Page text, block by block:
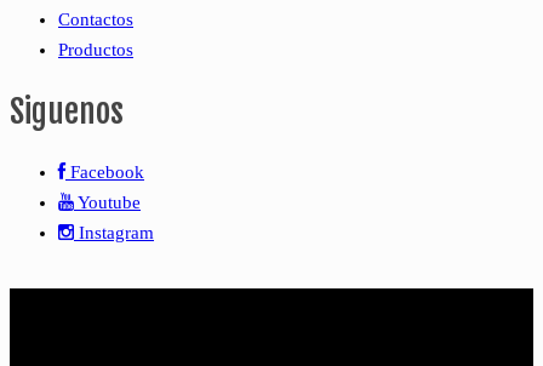
Contactos
Productos
Siguenos
Facebook
Youtube
Instagram